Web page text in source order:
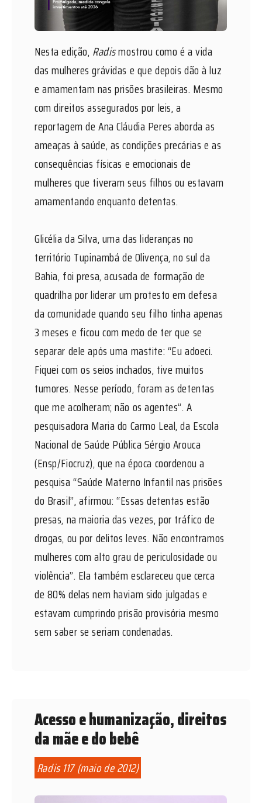
Nesta edição, Radismostrou como é a vida
das mulheres grávidas e que depois dão à luz
e amamentam nas prisões brasileiras. Mesmo
com direitos assegurados por leis, a
reportagem de Ana Cláudia Peres aborda as
ameaças à saúde, as condições precárias e as
consequências físicas e emocionais de
mulheres que tiveram seus filhos ou estavam
amamentando enquanto detentas.
Glicélia da Silva, uma das lideranças no
território Tupinambá de Olivença, no sul da
Bahia, foi presa, acusada de formação de
quadrilha por liderar um protesto em defesa
da comunidade quando seu filho tinha apenas
3 meses e ficou com medo de ter que se
separar dele após uma mastite: “Eu adoeci.
Fiquei com os seios inchados, tive muitos
tumores. Nesse período, foram as detentas
que me acolheram; não os agentes”. A
pesquisadora Maria do Carmo Leal, da Escola
Nacional de Saúde Pública Sérgio Arouca
(Ensp/Fiocruz), que na época coordenou a
pesquisa “Saúde Materno Infantil nas prisões
do Brasil”, afirmou: “Essas detentas estão
presas, na maioria das vezes, por tráfico de
drogas, ou por delitos leves. Não encontramos
mulheres com alto grau de periculosidade ou
violência”. Ela também esclareceu que cerca
de 80% delas nem haviam sido julgadas e
estavam cumprindo prisão provisória mesmo
sem saber se seriam condenadas.
Acesso e humanização, direitos
da mãe e do bebê
Radis 117 (maio de 2012)